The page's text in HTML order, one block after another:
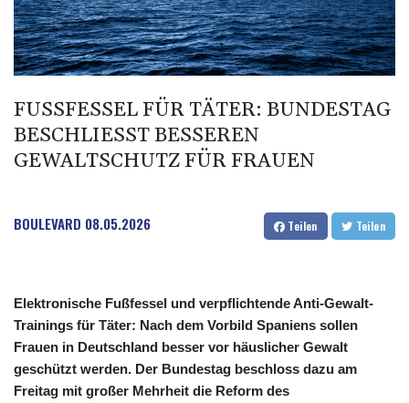
FUSSFESSEL FÜR TÄTER: BUNDESTAG B
ESCHLIESST BESSEREN GE
WALTSCHUTZ FÜR FRAUEN
BOULEVARD 08.05.2026 Teilen Teilen
Elektronische Fußfessel und verpflichtende Anti-Gewalt-
Trainings für Täter: Nach dem Vorbild Spaniens sollen
Frauen in Deutschland besser vor häuslicher Gewalt
geschützt werden. Der Bundestag beschloss dazu am
Freitag mit großer Mehrheit die Reform des